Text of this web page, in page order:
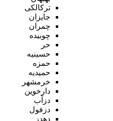
ترکالکی
جایزان
چمران
چوبیده
حر
حسینیه
حمزه
حمیدیه
خرمشهر
دارخوین
دزآب
دزفول
دهدز